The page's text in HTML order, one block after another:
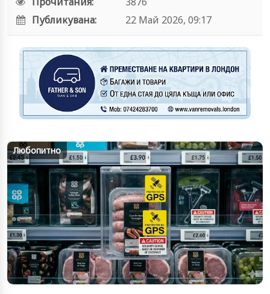
Публикувана:
22 Май 2026, 09:17
Любопитно